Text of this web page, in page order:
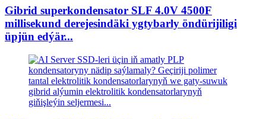
Gibrid superkondensator SLF 4.0V 4500F
millisekund derejesindäki ygtybarly öndürijiligi
üpjün edýär...